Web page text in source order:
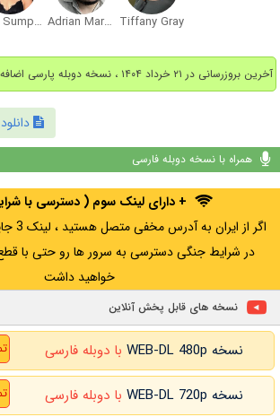
Tiffany Gray
Adrian Martinez
Kate Sumpter
آخرین بروزرسانی در ۲۱ خرداد ۱۴۰۴ ، نسخه دوبله پارسی اضافه شد.
همراه با نسخه دوبله فارسی
+ دارای لینک سوم ( دسترسی با
در شرایط جنگی دسترسی به سرور ها رو حتی با قطع
خواهید داشت
نسخه های قابل پخش آنلاین
نسخه WEB-DL 480p با دوبله فارسی
نسخه WEB-DL 720p با دوبله فارسی